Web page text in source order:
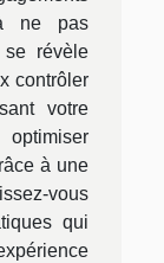
ne pas
révèle
contrôler
votre
optimiser
à une
vous
qui